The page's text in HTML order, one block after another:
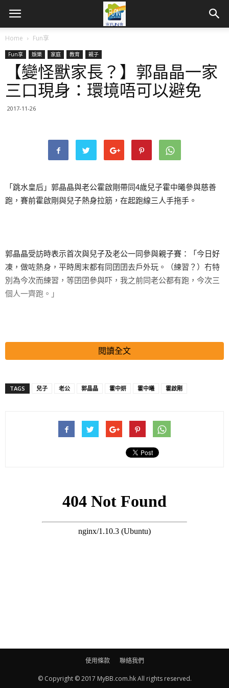
Home Fun享
Fun享 娛樂 家庭 教育 親子
【變怪獸家長？】郭晶晶一家
三口現身：環境唔可以避免
2017-11-26
「跳水皇后」郭晶晶與老公霍啟剛帶同4歲兒子霍中曦參與慈善
跑，賽前霍啟剛與兒子熱身拉筋，在起跑線三人手拖手。
郭晶晶受訪時表示首次與兒子及老公一同參與親子賽：「今日好
凍，做咗熱身，平時周末都有同囝囝去戶外玩。（練習？）冇特
別為今次而練習，等囝囝參與吓，我之前同老公都有跑，今次三
個人一齊跑。」
搜尋 Travel
提到聖誕節，她表示會一家人去旅行，但未有透露地點。問到會
否讓兒子拍真人騷，她表示：「唔會。（唔想佢曝光？）冇諗
過，佢要返學好重要，好忙。（準備小學？）明年準備，都緊
閱讀全文
TAGS 兒子 老公 郭晶晶 霍中妍 霍中曦 霍啟剛
使用條款 聯絡我們
© Copyright © 2017 MyBB.com.hk All rights reserved.